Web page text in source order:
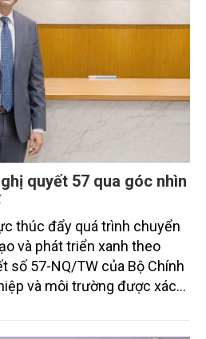
quyết 57 qua góc nhìn
thúc đẩy quá trình chuyển
và phát triển xanh theo
số 57-NQ/TW của Bộ Chính
và môi trường được xác
nghệ và cam kết bền vững